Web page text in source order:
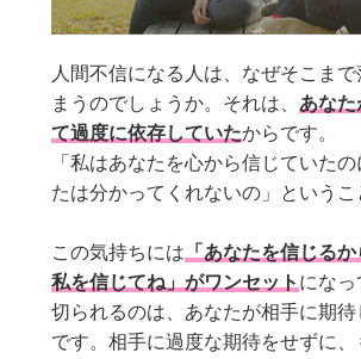
人間不信になる人は、なぜそこま
まうのでしょうか。それは、 あなた
て過度に依存していたからです。
「私はあなたを心から信じていた
たは分かってくれないの」というこ
この気持ちには 「あなたを信じる
私を信じてね」がワンセット になっ
切られるのは、あなたが相手に期
です。相手に過度な期待をせずに、